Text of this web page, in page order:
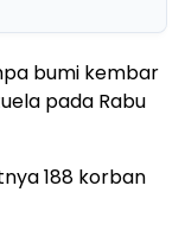
bumi kembar
pada Rabu
188 korban